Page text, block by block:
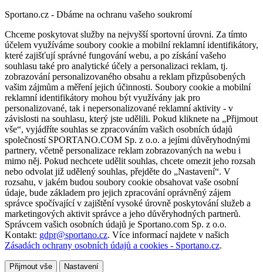
Sportano.cz - Dbáme na ochranu vašeho soukromí
Chceme poskytovat služby na nejvyšší sportovní úrovni. Za tímto
účelem využíváme soubory cookie a mobilní reklamní identifikátory,
které zajišťují správné fungování webu, a po získání vašeho
souhlasu také pro analytické účely a personalizaci reklam, tj.
zobrazování personalizovaného obsahu a reklam přizpůsobených
vašim zájmům a měření jejich účinnosti. Soubory cookie a mobilní
reklamní identifikátory mohou být využívány jak pro
personalizované, tak i nepersonalizované reklamní aktivity - v
závislosti na souhlasu, který jste udělili. Pokud kliknete na „Přijmout
vše“, vyjádříte souhlas se zpracováním vašich osobních údajů
společností SPORTANO.COM Sp. z o.o. a jejími důvěryhodnými
partnery, včetně personalizace reklam zobrazovaných na webu i
mimo něj. Pokud nechcete udělit souhlas, chcete omezit jeho rozsah
nebo odvolat již udělený souhlas, přejděte do „Nastavení“. V
rozsahu, v jakém budou soubory cookie obsahovat vaše osobní
údaje, bude základem pro jejich zpracování oprávněný zájem
správce spočívající v zajištění vysoké úrovně poskytování služeb a
marketingových aktivit správce a jeho důvěryhodných partnerů.
Správcem vašich osobních údajů je Sportano.com Sp. z o.o.
Kontakt: gdpr@sportano.cz. Více informací najdete v našich
Zásadách ochrany osobních údajů a cookies - Sportano.cz.
Přijmout vše Nastavení